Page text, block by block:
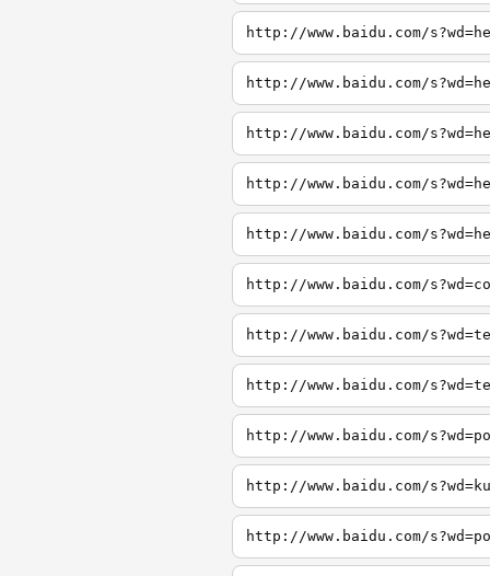
http://www.baidu.com/
http://www.baidu.com/
http://www.baidu.com/
http://www.baidu.com/
http://www.baidu.com/
http://www.baidu.com/
http://www.baidu.com/
http://www.baidu.com/
http://www.baidu.com/
http://www.baidu.com/
http://www.baidu.com/